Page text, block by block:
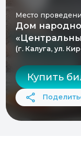
Место
Дом
(г. Калуга, ул.
Купить